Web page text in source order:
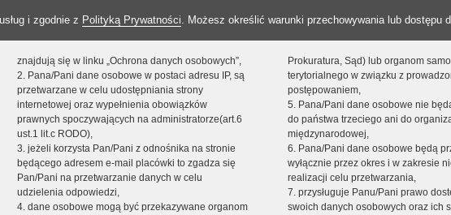
i zgodnie z Polityką Prywatności. Możesz określić warunki przechowywania lub dostępu
znajdują się w linku „Ochrona danych osobowych”,
2. Pana/Pani dane osobowe w postaci adresu IP, są
przetwarzane w celu udostępniania strony
internetowej oraz wypełnienia obowiązków
prawnych spoczywających na administratorze(art.6
ust.1 lit.c RODO),
3. jeżeli korzysta Pan/Pani z odnośnika na stronie
będącego adresem e-mail placówki to zgadza się
Pan/Pani na przetwarzanie danych w celu
udzielenia odpowiedzi,
4. dane osobowe mogą być przekazywane organom
Prokuratura, Sąd) lub organom
terytorialnego w związku z
postępowaniem,
5. Pana/Pani dane osobowe nie
do państwa trzeciego ani do
międzynarodowej,
6. Pana/Pani dane osobowe będą
wyłącznie przez okres i w zakresie
realizacji celu przetwarzania,
7. przysługuje Panu/Pani prawo
swoich danych osobowych oraz ich